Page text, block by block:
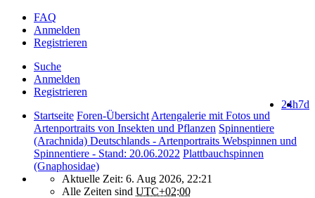
FAQ
Anmelden
Registrieren
Suche
Anmelden
Registrieren
7d
24h
Startseite Foren-Übersicht Artengalerie mit Fotos und
Artenportraits von Insekten und Pflanzen Spinnentiere
(Arachnida) Deutschlands - Artenportraits Webspinnen und
Spinnentiere - Stand: 20.06.2022 Plattbauchspinnen
(Gnaphosidae)
Aktuelle Zeit: 6. Aug 2026, 22:21
Alle Zeiten sind UTC+02:00